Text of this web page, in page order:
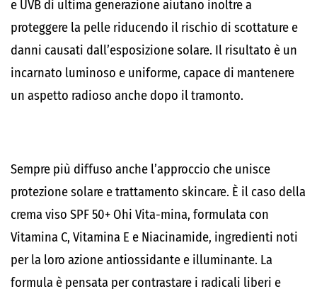
e UVB di ultima generazione aiutano inoltre a
proteggere la pelle riducendo il rischio di scottature e
danni causati dall’esposizione solare. Il risultato è un
incarnato luminoso e uniforme, capace di mantenere
un aspetto radioso anche dopo il tramonto.
Sempre più diffuso anche l’approccio che unisce
protezione solare e trattamento skincare. È il caso della
crema viso SPF 50+ Ohi Vita-mina, formulata con
Vitamina C, Vitamina E e Niacinamide, ingredienti noti
per la loro azione antiossidante e illuminante. La
formula è pensata per contrastare i radicali liberi e